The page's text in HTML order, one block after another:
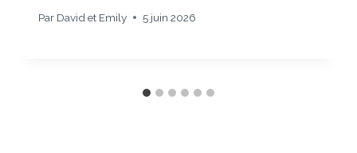
Par David et Emily 5 juin 2026